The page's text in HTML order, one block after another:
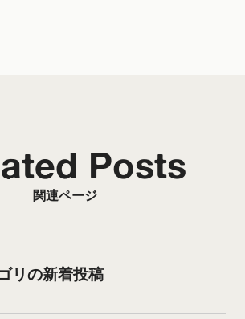
関連ページ
Posts
リの新着投稿